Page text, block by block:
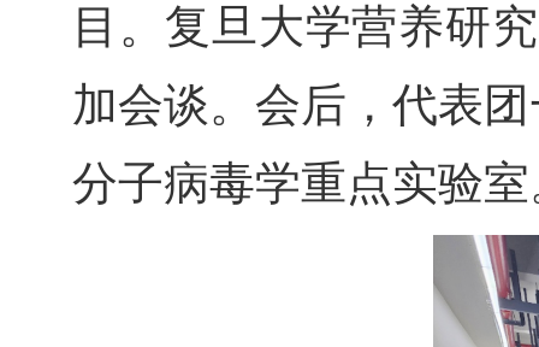
目。复旦大学营养研
加会谈。会后，代表
分子病毒学重点实验